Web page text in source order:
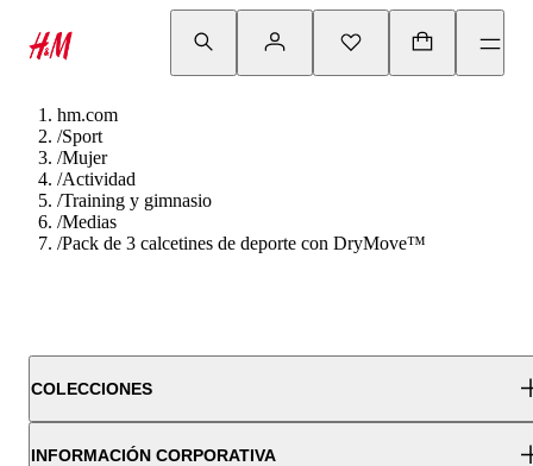
hm.com
/Sport
/Mujer
/Actividad
/Training y gimnasio
/Medias
/Pack de 3 calcetines de deporte con DryMove™
COLECCIONES
INFORMACIÓN CORPORATIVA